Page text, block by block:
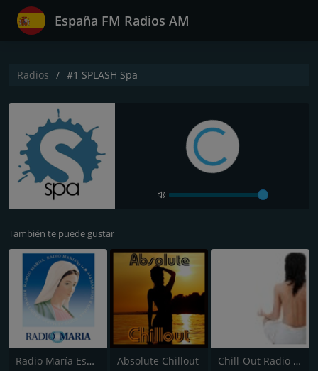
España FM Radios AM
Radios #1 SPLASH Spa
También te puede gustar
Radio María España Absolute Chillout Chill-Out Radio Gaia